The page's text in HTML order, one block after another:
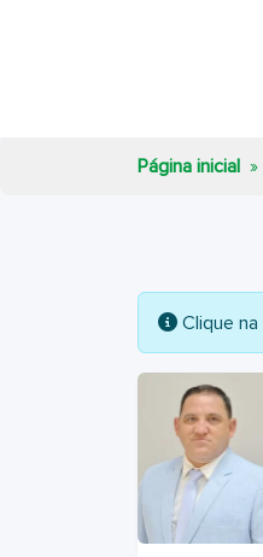
Página inicial
Clique